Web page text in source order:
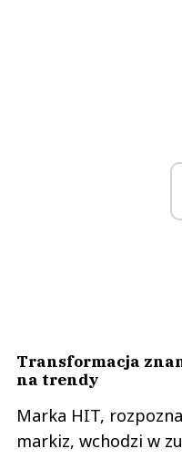
Transformacja
na trendy
Marka HIT,
markiz, wchodzi w